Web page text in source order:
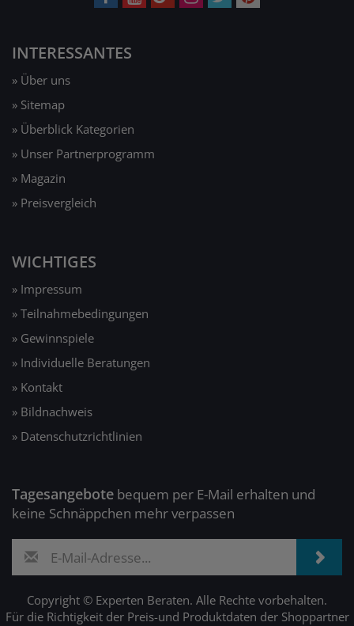
INTERESSANTES
» Über uns
» Sitemap
» Überblick Kategorien
» Unser Partnerprogramm
» Magazin
» Preisvergleich
WICHTIGES
» Impressum
» Teilnahmebedingungen
» Gewinnspiele
» Individuelle Beratungen
» Kontakt
» Bildnachweis
» Datenschutzrichtlinien
Tagesangebote bequem per E-Mail erhalten und
keine Schnäppchen mehr verpassen
Copyright © Experten Beraten. Alle Rechte vorbehalten.
Für die Richtigkeit der Preis-und Produktdaten der Shoppartner